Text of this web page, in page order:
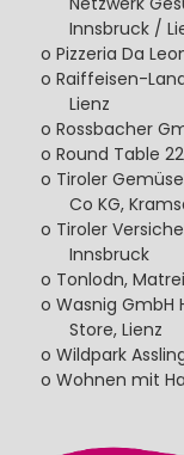
Innsbruck /
o Pizzeria Da
o Raiffeisen-
Lienz
o Rossbacher
o Round Table
o Tiroler
Co KG,
o Tiroler
Innsbruck
o Tonlodn, Matrei
o Wasnig GmbH
Store, Lienz
o Wildpark
o Wohnen mit